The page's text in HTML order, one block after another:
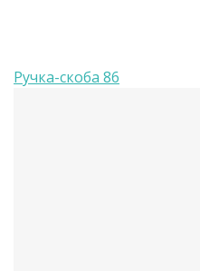
Ручка-скоба 86